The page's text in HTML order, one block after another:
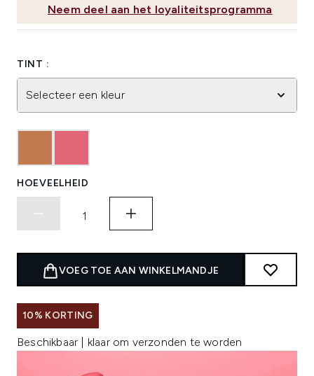
Neem deel aan het loyaliteitsprogramma
TINT :
Selecteer een kleur
HOEVEELHEID
VOEG TOE AAN WINKELMANDJE
10% KORTING
Beschikbaar | klaar om verzonden te worden